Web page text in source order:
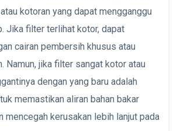
kotoran yang dapat mengganggu
Jika filter terlihat kotor, dapat
cairan pembersih khusus atau
Namun, jika filter sangat kotor atau
dengan yang baru adalah
memastikan aliran bahan bakar
mencegah kerusakan lebih lanjut pada